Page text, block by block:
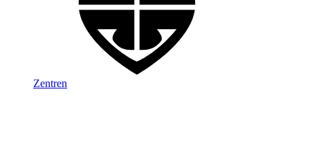
Zentren